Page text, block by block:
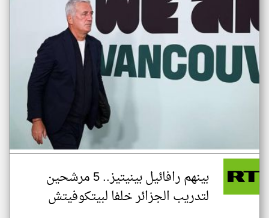
بينهم رافائيل بينيتيز.. 5 مرشحين
لتدريب الجزائر خلفا لبيتكوفيتش